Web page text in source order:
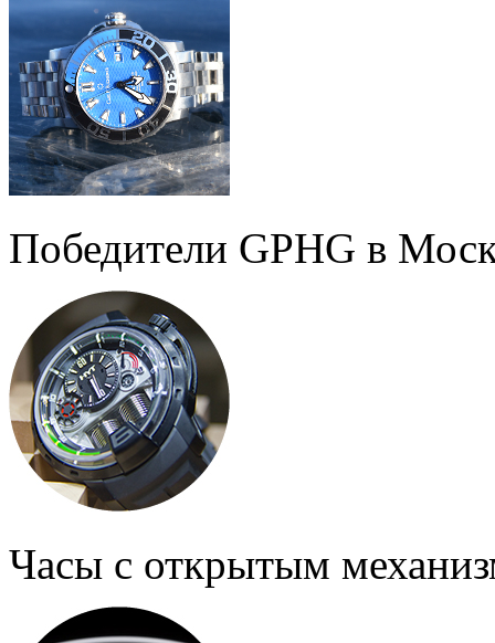
Победители GPHG в
Часы с открытым